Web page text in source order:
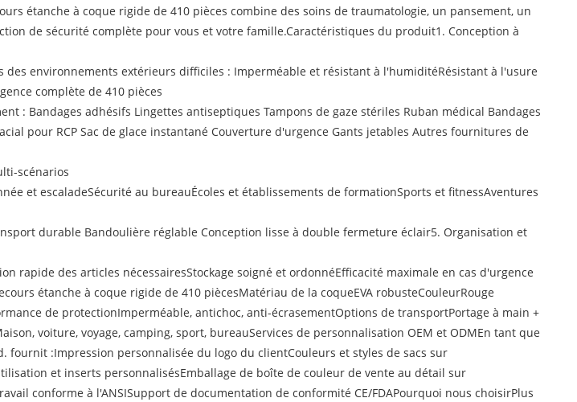
étanche à coque rigide de 410 pièces combine des soins de traumatologie, un pansement, un
de sécurité complète pour vous et votre famille.Caractéristiques du produit1. Conception à
environnements extérieurs difficiles : Imperméable et résistant à l'humiditéRésistant à l'usure
complète de 410 pièces
: Bandages adhésifs Lingettes antiseptiques Tampons de gaze stériles Ruban médical Bandages
pour RCP Sac de glace instantané Couverture d'urgence Gants jetables Autres fournitures de
scénarios
et escaladeSécurité au bureauÉcoles et établissements de formationSports et fitnessAventures
durable Bandoulière réglable Conception lisse à double fermeture éclair5. Organisation et
rapide des articles nécessairesStockage soigné et ordonnéEfficacité maximale en cas d'urgence
étanche à coque rigide de 410 piècesMatériau de la coqueEVA robusteCouleurRouge
de protectionImperméable, antichoc, anti-écrasementOptions de transportPortage à main +
voiture, voyage, camping, sport, bureauServices de personnalisation OEM et ODMEn tant que
fournit :Impression personnalisée du logo du clientCouleurs et styles de sacs sur
et inserts personnalisésEmballage de boîte de couleur de vente au détail sur
conforme à l'ANSISupport de documentation de conformité CE/FDAPourquoi nous choisirPlus